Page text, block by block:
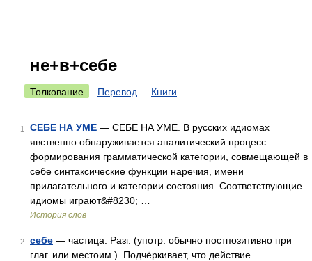
не+в+себе
Толкование Перевод Книги
1 СЕБЕ НА УМЕ — СЕБЕ НА УМЕ. В русских идиомах
явственно обнаруживается аналитический процесс
формирования грамматической категории, совмещающей в
себе синтаксические функции наречия, имени
прилагательного и категории состояния. Соответствующие
идиомы играют&#8230; …
История слов
2 себе — частица. Разг. (употр. обычно постпозитивно при
глаг. или местоим.). Подчёркивает, что действие